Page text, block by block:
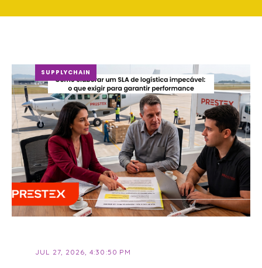
SUPPLYCHAIN
JUL 27, 2026, 4:30:50 PM